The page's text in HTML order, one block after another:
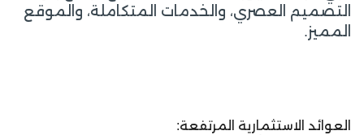
التصميم العصري، والخدمات المتكاملة، والموقع
المميز.
العوائد الاستثمارية المرتفعة: